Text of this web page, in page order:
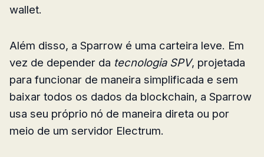
wallet.
Além disso, a Sparrow é uma carteira leve. Em
vez de depender da tecnologia SPV, projetada
para funcionar de maneira simplificada e sem
baixar todos os dados da blockchain, a Sparrow
usa seu próprio nó de maneira direta ou por
meio de um servidor Electrum.